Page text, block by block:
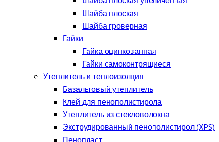
Шайба плоская
Шайба гроверная
Гайки
Гайка оцинкованная
Гайки самоконтрящиеся
Утеплитель и теплоизолция
Базальтовый утеплитель
Клей для пенополистирола
Утеплитель из стекловолокна
Экструдированный пенополистирол (XPS)